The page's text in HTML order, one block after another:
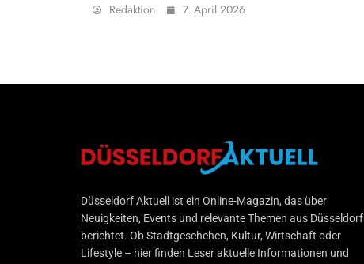
Redaktion 7. April 2026
Düsseldorf Aktuell
Düsseldorf Aktuell ist ein Online-Magazin, das über
Neuigkeiten, Events und relevante Themen aus Düsseldorf
berichtet. Ob Stadtgeschehen, Kultur, Wirtschaft oder
Lifestyle – hier finden Leser aktuelle Informationen und